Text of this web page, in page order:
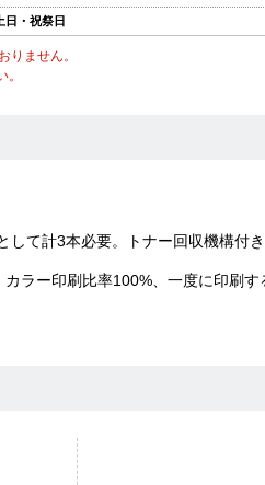
日・祝祭日
りません。
て計3本必要。トナー回収機構付き
ラー印刷比率100%、一度に印刷す